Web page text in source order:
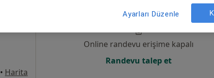
• Harita
7 Ağustos 8 Ağustos 9
Online randevu erişime kapalı
Randevu talep et
Ayarları Düzenle